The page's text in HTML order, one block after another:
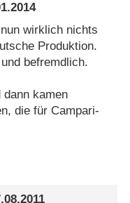
wirklich nichts
Produktion.
befremdlich.
dann kamen
die für Campari-